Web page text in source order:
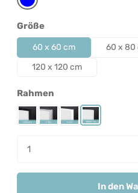
Blau
Größeauswählen
60 x 60 cm 60 x 80
120 x 120 cm
Rahmenauswählen
Rahmen Schwarz
Rahmen Silber
Rahmen Weiß
Rahmenlos
Produkt Anzahl: Gib
In den